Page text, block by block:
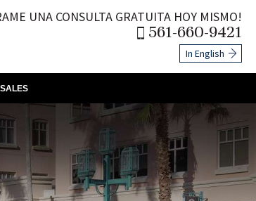
UNA CONSULTA GRATUITA HOY MISMO!
561-660-9421
In English